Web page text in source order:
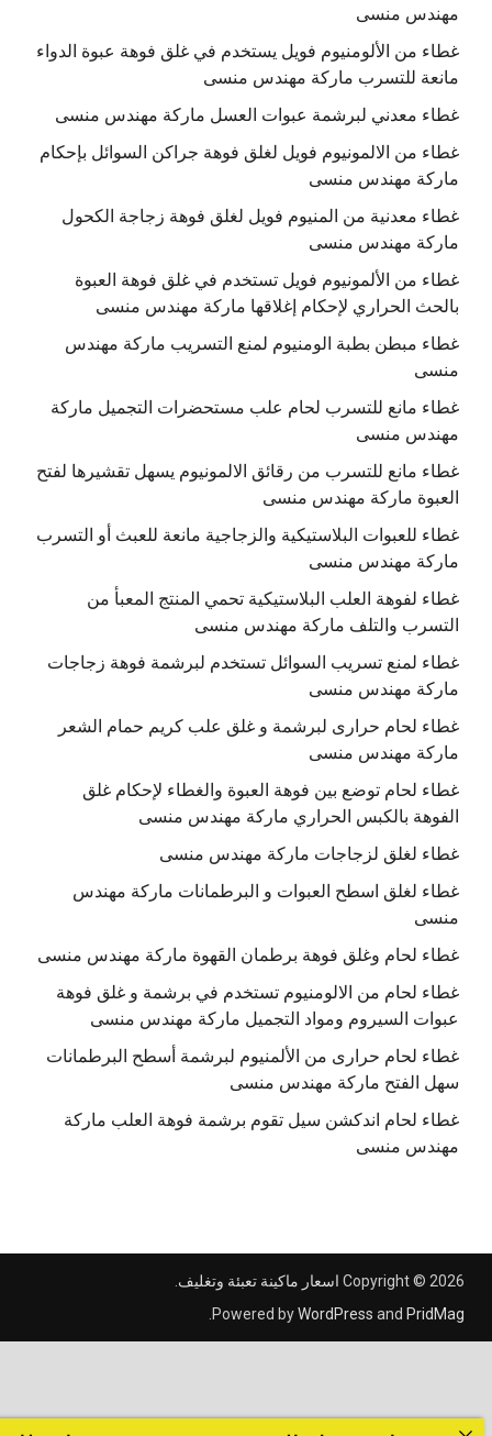
مهندس منسى
غطاء من الألومنيوم فويل يستخدم في غلق فوهة عبوة الدواء
مانعة للتسرب ماركة مهندس منسى
غطاء معدني لبرشمة عبوات العسل ماركة مهندس منسى
غطاء من الالمونيوم فويل لغلق فوهة جراكن السوائل بإحكام
ماركة مهندس منسى
غطاء معدنية من المنيوم فويل لغلق فوهة زجاجة الكحول
ماركة مهندس منسى
غطاء من الألمونيوم فويل تستخدم في غلق فوهة العبوة
بالحث الحراري لإحكام إغلاقها ماركة مهندس منسى
غطاء مبطن بطبة الومنيوم لمنع التسريب ماركة مهندس
منسى
غطاء مانع للتسرب لحام علب مستحضرات التجميل ماركة
مهندس منسى
غطاء مانع للتسرب من رقائق الالمونيوم يسهل تقشيرها لفتح
العبوة ماركة مهندس منسى
غطاء للعبوات البلاستيكية والزجاجية مانعة للعبث أو التسرب
ماركة مهندس منسى
غطاء لفوهة العلب البلاستيكية تحمي المنتج المعبأ من
التسرب والتلف ماركة مهندس منسى
غطاء لمنع تسريب السوائل تستخدم لبرشمة فوهة زجاجات
ماركة مهندس منسى
غطاء لحام حرارى لبرشمة و غلق علب كريم حمام الشعر
ماركة مهندس منسى
غطاء لحام توضع بين فوهة العبوة والغطاء لإحكام غلق
الفوهة بالكبس الحراري ماركة مهندس منسى
غطاء لغلق لزجاجات ماركة مهندس منسى
غطاء لغلق اسطح العبوات و البرطمانات ماركة مهندس
منسى
غطاء لحام وغلق فوهة برطمان القهوة ماركة مهندس منسى
غطاء لحام من الالومنيوم تستخدم في برشمة و غلق فوهة
عبوات السيروم ومواد التجميل ماركة مهندس منسى
غطاء لحام حرارى من الألمنيوم لبرشمة أسطح البرطمانات
سهل الفتح ماركة مهندس منسى
غطاء لحام اندكشن سيل تقوم برشمة فوهة العلب ماركة
مهندس منسى
Copyright © 2026اسعار ماكينة تعبئة وتغليف.
Powered byWordPressandPridMag
.